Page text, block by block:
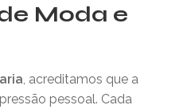
Moda e
, acreditamos que a
pessoal. Cada